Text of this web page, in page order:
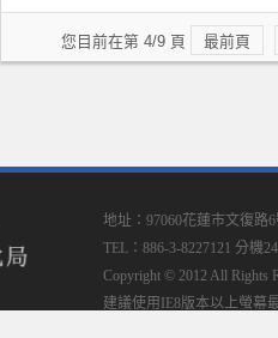
您目前在第 4/9 頁 最前頁
地址：97060花蓮市文復路
TEL：886-3-8227121 分機
Copyright © 2012 All Rights
建議使用IE8版本以上螢幕